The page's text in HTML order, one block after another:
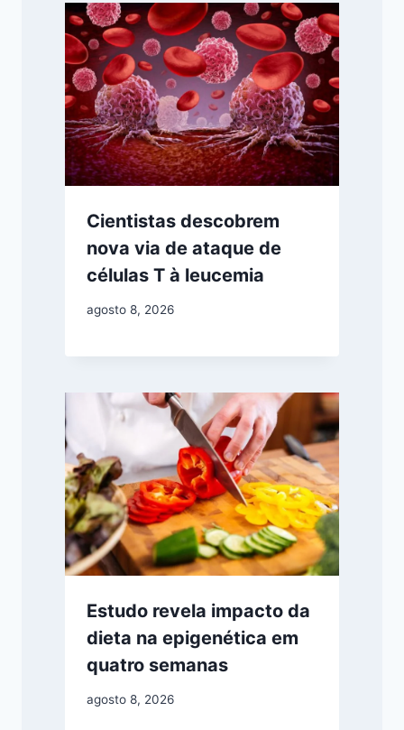
Cientistas descobrem
nova via de ataque de
células T à leucemia
agosto 8, 2026
Estudo revela impacto da
dieta na epigenética em
quatro semanas
agosto 8, 2026